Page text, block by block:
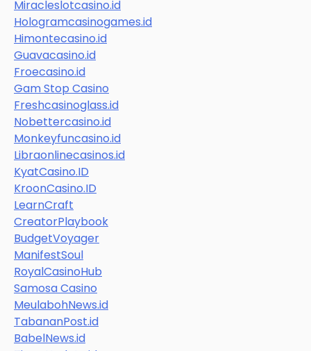
Miracleslotcasino.id
Hologramcasinogames.id
Himontecasino.id
Guavacasino.id
Froecasino.id
Gam Stop Casino
Freshcasinoglass.id
Nobettercasino.id
Monkeyfuncasino.id
Libraonlinecasinos.id
KyatCasino.ID
KroonCasino.ID
LearnCraft
CreatorPlaybook
BudgetVoyager
ManifestSoul
RoyalCasinoHub
Samosa Casino
MeulabohNews.id
TabananPost.id
BabelNews.id